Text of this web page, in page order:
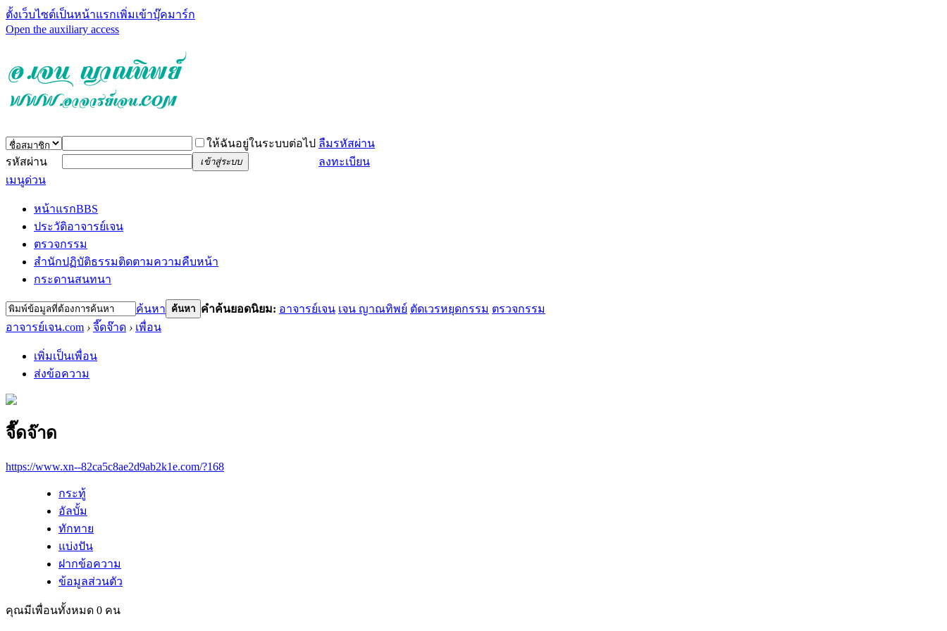
ตั้งเว็บไซต์เป็นหน้าแรกเพิ่มเข้าบุ๊คมาร์ก
Open the auxiliary access
ให้ฉันอยู่ในระบบต่อไป ลืมรหัสผ่าน
รหัสผ่าน
เข้าสู่ระบบ
ลงทะเบียน
เมนูด่วน
หน้าแรกBBS
ประวัติอาจารย์เจน
ตรวจกรรม
สำนักปฏิบัติธรรมติดตามความคืบหน้า
กระดานสนทนา
ค้นหา ค้นหา คำค้นยอดนิยม: อาจารย์เจน เจน ญาณทิพย์ ตัดเวรหยุดกรรม ตรวจกรรม
อาจารย์เจน.com › จี๊ดจ๊าด › เพื่อน
เพิ่มเป็นเพื่อน
ส่งข้อความ
จี๊ดจ๊าด
https://www.xn--82ca5c8ae2d9ab2k1e.com/?168
กระทู้
อัลบั้ม
ทักทาย
แบ่งปัน
ฝากข้อความ
ข้อมูลส่วนตัว
คุณมีเพื่อนทั้งหมด 0 คน